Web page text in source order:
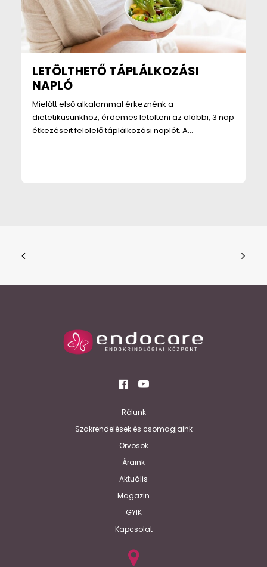
LETÖLTHETŐ TÁPLÁLKOZÁSI
NAPLÓ
Mielőtt első alkalommal érkeznénk a
dietetikusunkhoz, érdemes letölteni az alábbi, 3 nap
étkezéseit felölelő táplálkozási naplót. A…
Rólunk
Szakrendelések és csomagjaink
Orvosok
Áraink
Aktuális
Magazin
GYIK
Kapcsolat